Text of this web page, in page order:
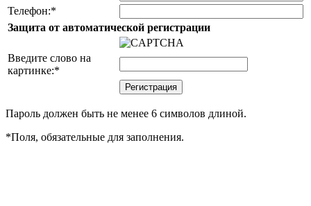
Телефон:*
Защита от автоматической регистрации
Введите слово на
картинке:*
Пароль должен быть не менее 6 символов длиной.
*Поля, обязательные для заполнения.